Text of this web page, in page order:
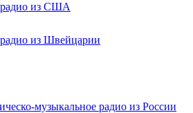
из США
из Швейцарии
музыкальное радио из России